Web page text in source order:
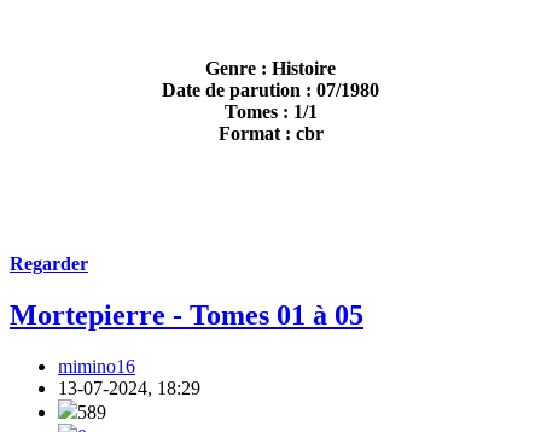
Genre : Histoire
Date de parution : 07/1980
Tomes : 1/1
Format : cbr
Regarder
Mortepierre - Tomes 01 à 05
mimino16
13-07-2024, 18:29
589